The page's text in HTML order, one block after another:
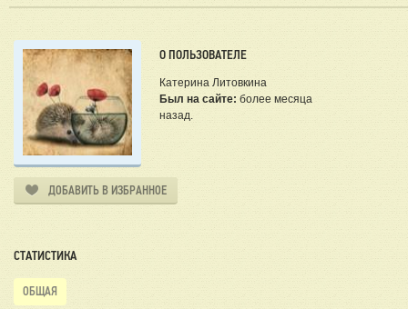
О ПОЛЬЗОВАТЕЛЕ
Катерина Литовкина
Был на сайте: более месяца
назад.
ДОБАВИТЬ В ИЗБРАННОЕ
СТАТИСТИКА
ОБЩАЯ